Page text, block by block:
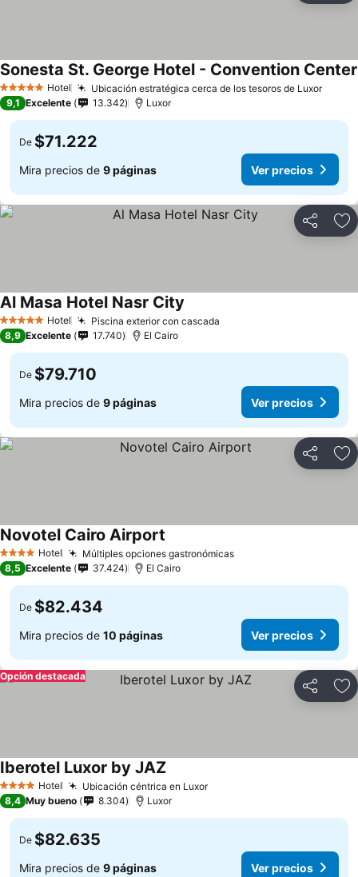
5 Estrellas Hotel Ubicación estratégica cerca de los tesoros de Luxor
Sonesta St. George Hotel - Convention Center
9,1 Excelente 13.342 Luxor
De $71.222
Mira precios de 9 páginas Ver precios
Compartir
5 Estrellas Hotel Piscina exterior con cascada
Al Masa Hotel Nasr City
8,9 Excelente 17.740 El Cairo
De $79.710
Mira precios de 9 páginas Ver precios
Compartir
4 EstrellasHotel Múltiples opciones gastronómicas
Novotel Cairo Airport
8,5 Excelente 37.424 El Cairo
De $82.434
Mira precios de 10 páginas Ver precios
Compartir
Opción destacada
4 EstrellasHotel Ubicación céntrica en Luxor
Iberotel Luxor by JAZ
8,4 Muy bueno 8.304 Luxor
De $82.635
Mira precios de 9 páginas Ver precios